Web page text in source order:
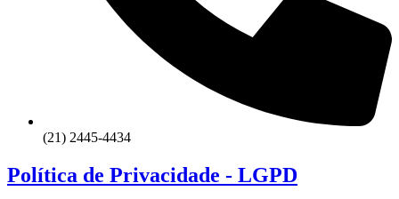
(21) 2445-4434
Política de Privacidade - LGPD